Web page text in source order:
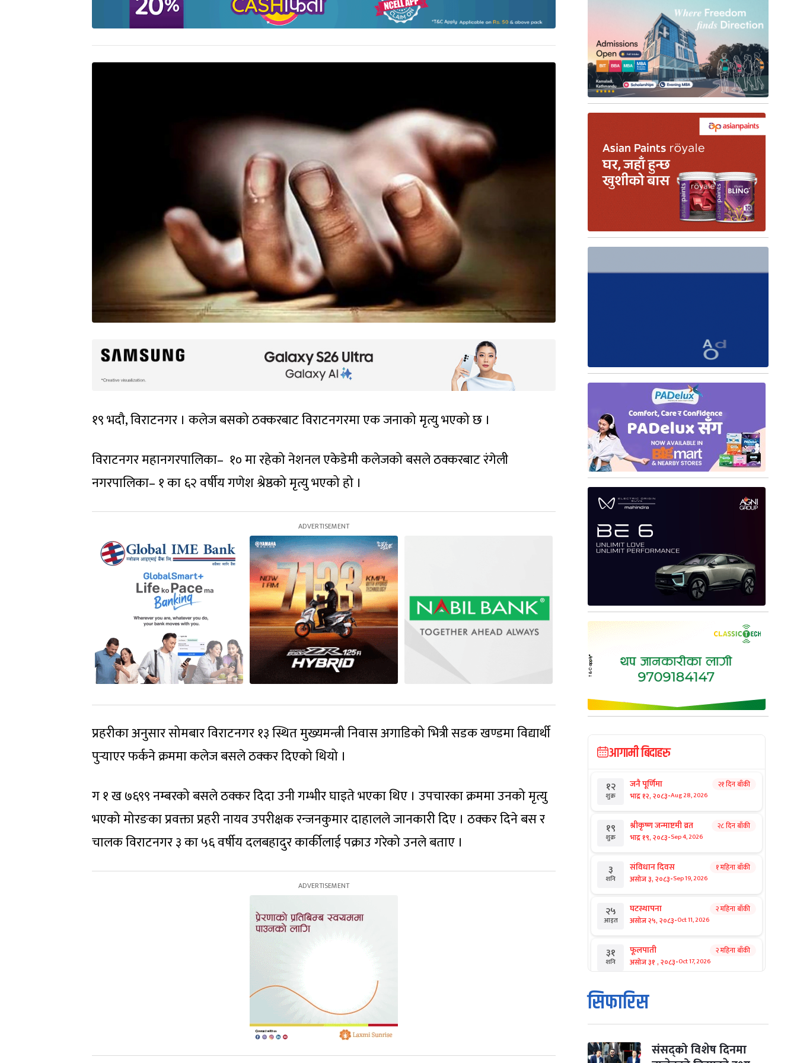
१९ भदौ, विराटनगर । कलेज बसको ठक्करबाट विराटनगरमा एक जनाको मृत्यु भएको छ ।
विराटनगर महानगरपालिका– १० मा रहेको नेशनल एकेडेमी कलेजको बसले ठक्करबाट रंगेली
नगरपालिका– १ का ६२ वर्षीय गणेश श्रेष्ठको मृत्यु भएको हो ।
प्रहरीका अनुसार सोमबार विराटनगर १३ स्थित मुख्यमन्त्री निवास अगाडिको भित्री सडक खण्डमा विद्यार्थी
पुर्‍याएर फर्कने क्रममा कलेज बसले ठक्कर दिएको थियो ।
ग १ ख ७६९९ नम्बरको बसले ठक्कर दिदा उनी गम्भीर घाइते भएका थिए । उपचारका क्रममा उनको मृत्यु
भएको मोरङका प्रवक्ता प्रहरी नायव उपरीक्षक रन्जनकुमार दाहालले जानकारी दिए । ठक्कर दिने बस र
चालक विराटनगर ३ का ५६ वर्षीय दलबहादुर कार्कीलाई पक्राउ गरेको उनले बताए ।
आगामी बिदाहरु
१२
शुक्र
जनै पूर्णिमा
भाद्र १२, २०८३-Aug 28, 2026
२१ दिन बाँकी
१९
शुक्र
श्रीकृष्ण जन्माष्टमी व्रत
भाद्र १९, २०८३-Sep 4, 2026
२८ दिन बाँकी
३
शनि
संविधान दिवस
असोज ३, २०८३-Sep 19, 2026
१ महिना बाँकी
२५
आइत
घटस्थापना
असोज २५, २०८३-Oct 11, 2026
२ महिना बाँकी
३१
शनि
फूलपाती
असोज ३१ , २०८३-Oct 17, 2026
२ महिना बाँकी
१
आइत
कार्तिक सङ्क्रान्ति
कार्तिक १, २०८३
मंगल कार्तिक ३, २०८३-Oct 20, 2026
सिफारिस
संसद्को विशेष दिनमा